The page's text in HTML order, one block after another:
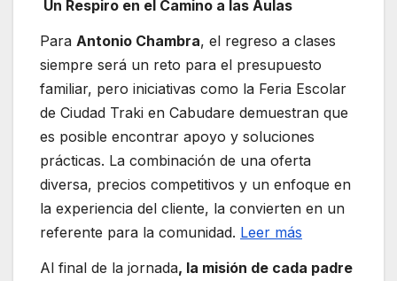
Un Respiro en el Camino a las Aulas
Para Antonio Chambra, el regreso a clases
siempre será un reto para el presupuesto
familiar, pero iniciativas como la Feria Escolar
de Ciudad Traki en Cabudare demuestran que
es posible encontrar apoyo y soluciones
prácticas. La combinación de una oferta
diversa, precios competitivos y un enfoque en
la experiencia del cliente, la convierten en un
referente para la comunidad. Leer más
Al final de la jornada, la misión de cada padre